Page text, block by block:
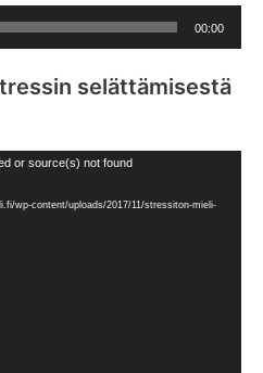
00:00
selättämisestä
or source(s) not found
wp-content/uploads/2017/11/stressiton-mieli-